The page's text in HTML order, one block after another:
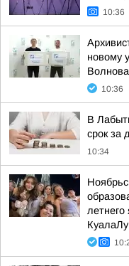
10:36
новому
10:36
В
срок за
10:34
летнего